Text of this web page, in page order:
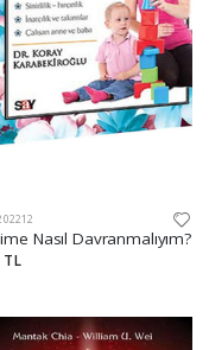
Nasıl Davranmalıyım?
TL